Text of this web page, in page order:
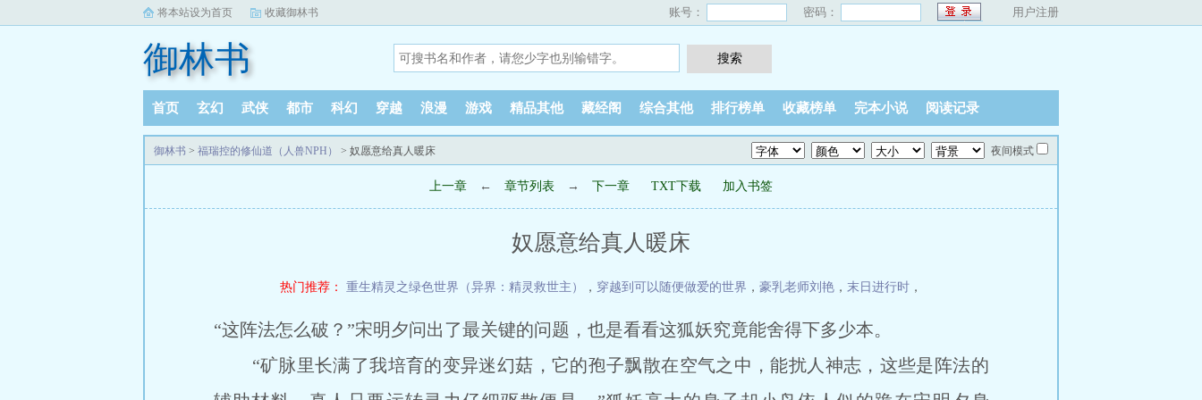
将本站设为首页 收藏御林书 账号： 密码： 用户注册
御林书
首页 玄幻 武侠 都市 科幻 穿越 浪漫 游戏 精品其他 藏经阁 综合其他 排行榜单 收藏榜单 完本小说 阅读记录
御林书 > 福瑞控的修仙道（人兽NPH） > 奴愿意给真人暖床 夜间模式
上一章 ← 章节列表 → 下一章 TXT下载 加入书签
奴愿意给真人暖床
热门推荐： 重生精灵之绿色世界（异界：精灵救世主） ， 穿越到可以随便做爱的世界 ， 豪乳老师刘艳 ， 末日进行时 ，
“这阵法怎么破？”宋明夕问出了最关键的问题，也是看看这狐妖究竟能舍得下多少本。
“矿脉里长满了我培育的变异迷幻菇，它的孢子飘散在空气之中，能扰人神志，这些是阵法的